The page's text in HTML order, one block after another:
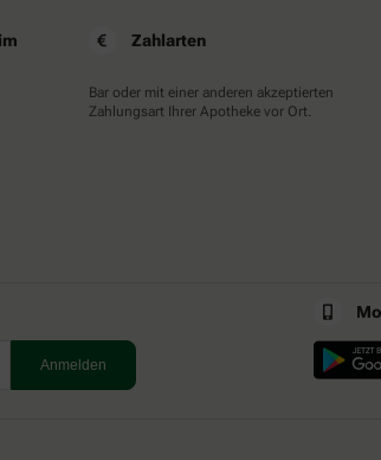
Zahlarten
Bar oder mit einer anderen akzeptierten
Zahlungsart Ihrer Apotheke vor Ort.